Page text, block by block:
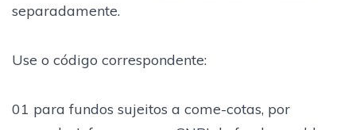
separadamente.
Use o código correspondente:
01 para fundos sujeitos a come-cotas, por